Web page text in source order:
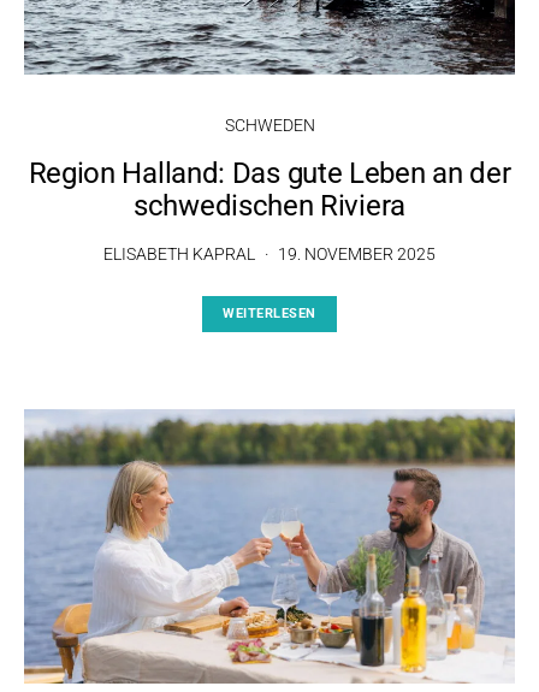
SCHWEDEN
Region Halland: Das gute Leben an der
schwedischen Riviera
ELISABETH KAPRAL 19. NOVEMBER 2025
WEITERLESEN